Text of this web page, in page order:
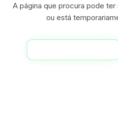
A página que procura pode
ou está